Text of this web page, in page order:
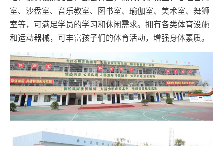
室、沙盘室、音乐教室、图书室、瑜伽室、美术室、舞狮
室等，可满足学员的学习和休闲需求。拥有各类体育设施
和运动器械，可丰富孩子们的体育活动，增强身体素质。